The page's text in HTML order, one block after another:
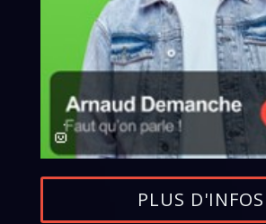
PLUS D'INFOS